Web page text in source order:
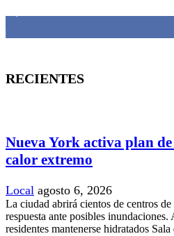
RECIENTES
Nueva York activa plan
calor extremo
Local agosto 6, 2026
La ciudad abrirá cientos de centros
respuesta ante posibles
residentes mantenerse hidratados